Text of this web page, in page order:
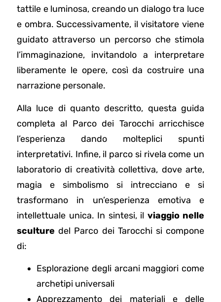
tattile e luminosa, creando un dialogo tra luce
e ombra. Successivamente, il visitatore viene
guidato attraverso un percorso che stimola
l’immaginazione, invitandolo a interpretare
liberamente le opere, così da costruire una
narrazione personale.
Alla luce di quanto descritto, questa guida
completa al Parco dei Tarocchi arricchisce
l’esperienza dando molteplici spunti
interpretativi. Infine, il parco si rivela come un
laboratorio di creatività collettiva, dove arte,
magia e simbolismo si intrecciano e si
trasformano in un’esperienza emotiva e
intellettuale unica. In sintesi, il viaggio nelle
sculture del Parco dei Tarocchi si compone
di:
Esplorazione degli arcani maggiori come
archetipi universali
Apprezzamento dei materiali e delle